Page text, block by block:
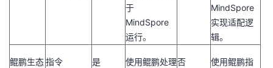
于
MindSpore
运行。
MindSpore
实现适配逻
辑。
鲲鹏生态指令 是
使用鲲鹏处理否
使用鲲鹏指